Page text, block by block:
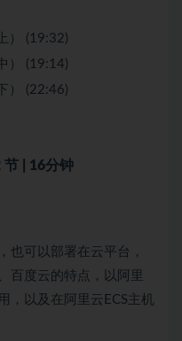
） (19:32)
） (19:14)
） (22:46)
节 | 16分钟
也可以部署在云平台，
百度云的特点，以阿里
，以及在阿里云ECS主机